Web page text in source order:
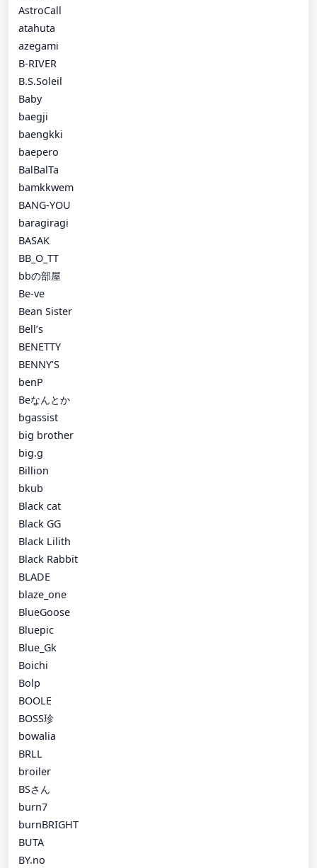
AstroCall
atahuta
azegami
B-RIVER
B.S.Soleil
Baby
baegji
baengkki
baepero
BalBalTa
bamkkwem
BANG-YOU
baragiragi
BASAK
BB_O_TT
bbの部屋
Be-ve
Bean Sister
Bell’s
BENETTY
BENNY’S
benP
Beなんとか
bgassist
big brother
big.g
Billion
bkub
Black cat
Black GG
Black Lilith
Black Rabbit
BLADE
blaze_one
BlueGoose
Bluepic
Blue_Gk
Boichi
Bolp
BOOLE
BOSS珍
bowalia
BRLL
broiler
BSさん
burn7
burnBRIGHT
BUTA
BY.no